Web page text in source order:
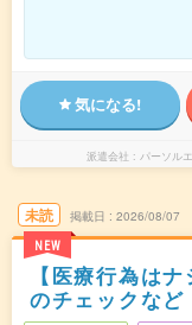
気になる!
派遣会社 パーソル
未読
NEW
掲載日 2026/08/07
【医療行為は
のチェックなど